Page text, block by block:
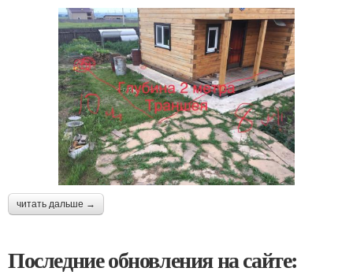
читать дальше →
Последние обновления на сайте: